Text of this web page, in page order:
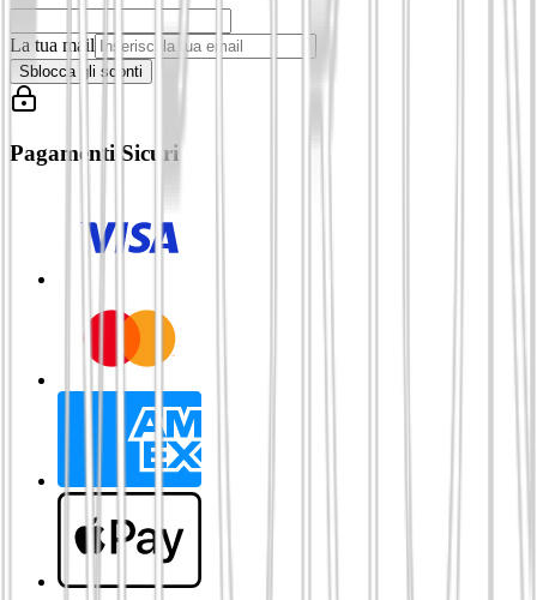
La tua mail
Sblocca gli sconti
Pagamenti Sicuri